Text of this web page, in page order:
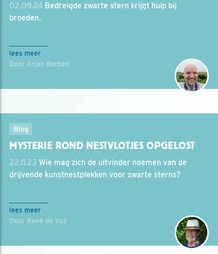
02.09.24 Bedreigde zwarte stern krijgt hulp bij
broeden.
lees meer
Door Arjan Berben
Blog
MYSTERIE ROND NESTVLOTJES OPGELOST
22.11.23 Wie mag zich de uitvinder noemen van de
drijvende kunstnestplekken voor zwarte sterns?
lees meer
Door René de Vos